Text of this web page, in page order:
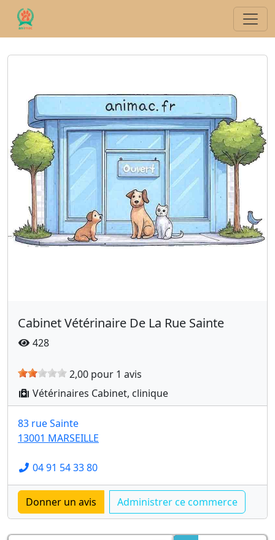
Cabinet Vétérinaire De La Rue Sainte
428
2,00 pour 1 avis
Vétérinaires Cabinet, clinique
83 rue Sainte
13001 MARSEILLE
04 91 54 33 80